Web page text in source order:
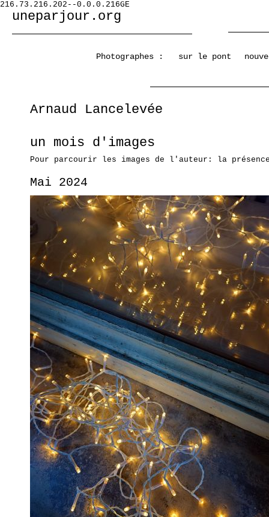
216.73.216.202--0.0.0.216GE
uneparjour.org
Photographes : sur le pont
Arnaud Lancelevée
un mois d'images
Pour parcourir les images de l'auteur: la
Mai 2024